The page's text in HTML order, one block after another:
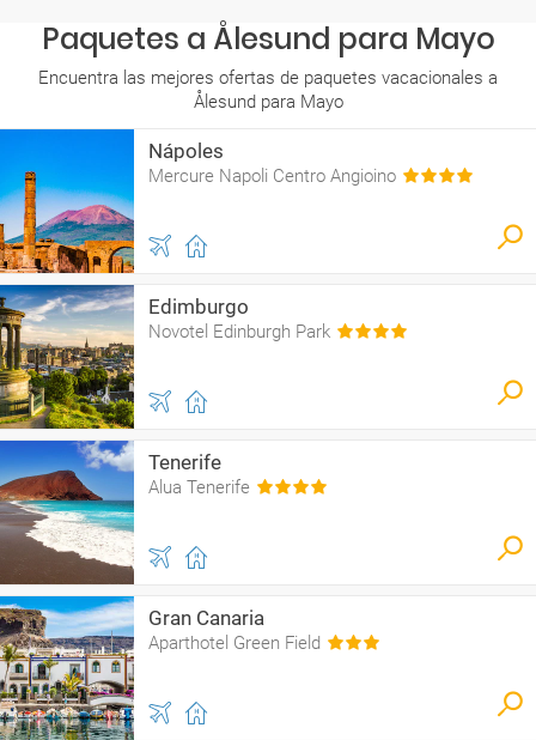
Paquetes a Ålesund para Mayo
Encuentra las mejores ofertas de paquetes vacacionales a
Ålesund para Mayo
Nápoles
Mercure Napoli Centro Angioino
Edimburgo
Novotel Edinburgh Park
Tenerife
Alua Tenerife
Gran Canaria
Aparthotel Green Field